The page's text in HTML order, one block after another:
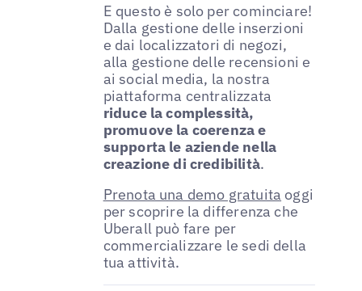
E questo è solo per cominciare!
Dalla gestione delle inserzioni
e dai localizzatori di negozi,
alla gestione delle recensioni e
ai social media, la nostra
piattaforma centralizzata
riduce la complessità,
promuove la coerenza e
supporta le aziende nella
creazione di credibilità.
Prenota una demo gratuita oggi
per scoprire la differenza che
Uberall può fare per
commercializzare le sedi della
tua attività.